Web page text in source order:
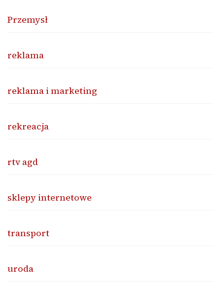
Przemysł
reklama
reklama i marketing
rekreacja
rtv agd
sklepy internetowe
transport
uroda